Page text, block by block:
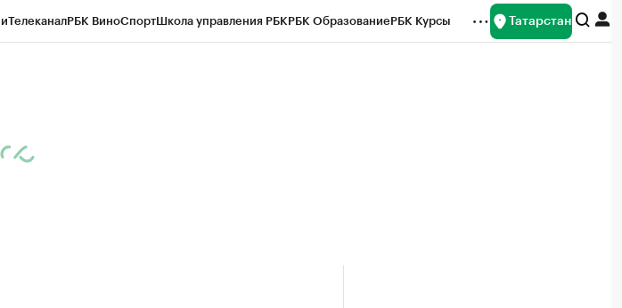
ТелеканалРБК ВиноСпортШкола управления РБКРБК ОбразованиеРБК Курсы Татарстан